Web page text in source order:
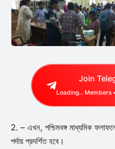
Join
Loading... Members •
2. – এখন, পশ্চিমবঙ্গ মাধ্যমিক
পর্দায় প্রদর্শিত হবে।